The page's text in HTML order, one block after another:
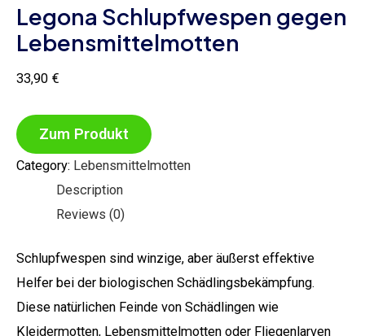
Legona Schlupfwespen gegen
Lebensmittelmotten
33,90 €
Zum Produkt
Category: Lebensmittelmotten
Description
Reviews (0)
Schlupfwespen sind winzige, aber äußerst effektive
Helfer bei der biologischen Schädlingsbekämpfung.
Diese natürlichen Feinde von Schädlingen wie
Kleidermotten, Lebensmittelmotten oder Fliegenlarven